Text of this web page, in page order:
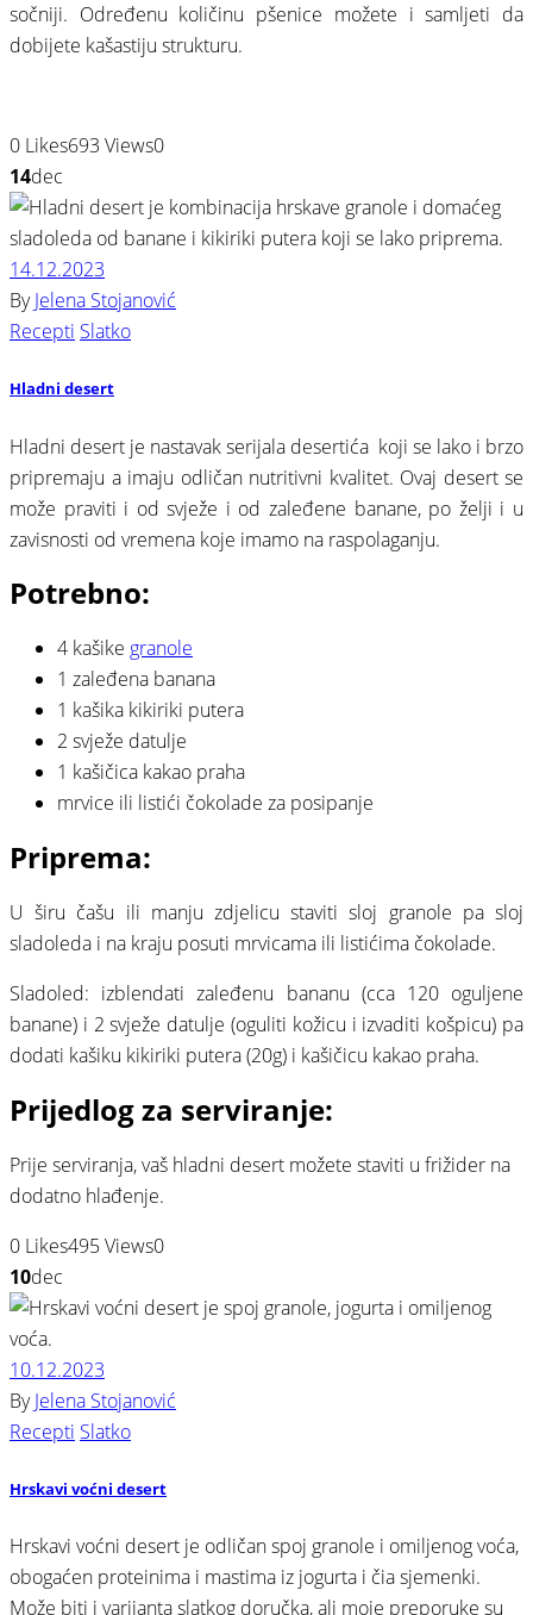
sočniji. Određenu količinu pšenice možete i samljeti da
dobijete kašastiju strukturu.
0 Likes693 Views0
14dec
14.12.2023
ByJelena Stojanović
Recepti Slatko
Hladni desert
Hladni desert je nastavak serijala desertića koji se lako i brzo
pripremaju a imaju odličan nutritivni kvalitet. Ovaj desert se
može praviti i od svježe i od zaleđene banane, po želji i u
zavisnosti od vremena koje imamo na raspolaganju.
Potrebno:
4 kašike granole
1 zaleđena banana
1 kašika kikiriki putera
2 svježe datulje
1 kašičica kakao praha
mrvice ili listići čokolade za posipanje
Priprema:
U širu čašu ili manju zdjelicu staviti sloj granole pa sloj
sladoleda i na kraju posuti mrvicama ili listićima čokolade.
Sladoled: izblendati zaleđenu bananu (cca 120 oguljene
banane) i 2 svježe datulje (oguliti kožicu i izvaditi košpicu) pa
dodati kašiku kikiriki putera (20g) i kašičicu kakao praha.
Prijedlog za serviranje:
Prije serviranja, vaš hladni desert možete staviti u frižider na
dodatno hlađenje.
0 Likes495Views0
10dec
10.12.2023
ByJelena Stojanović
Recepti Slatko
Hrskavi voćni desert
Hrskavi voćni desert je odličan spoj granole i omiljenog voća,
obogaćen proteinima i mastima iz jogurta i čia sjemenki.
Može biti i varijanta slatkog doručka, ali moje preporuke su